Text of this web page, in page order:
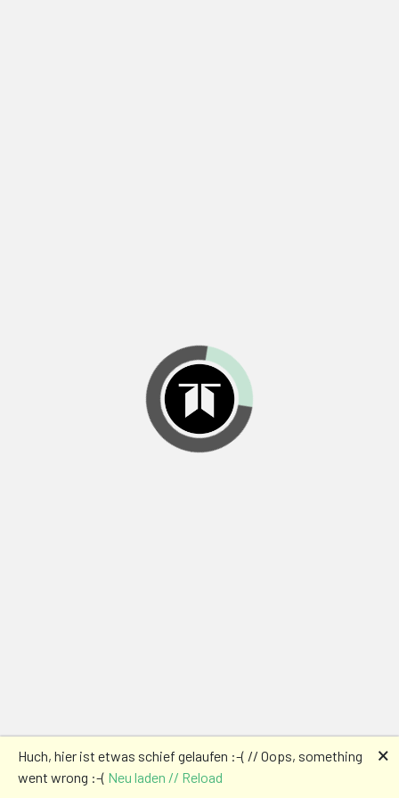
Huch, hier ist etwas schief gelaufen :-( // Oops, something
went wrong :-( Neu laden // Reload
🗙